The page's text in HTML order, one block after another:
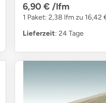
6,90 € /lfm
1 Paket: 2,38 lfm zu 16,42
Lieferzeit: 24 Tage